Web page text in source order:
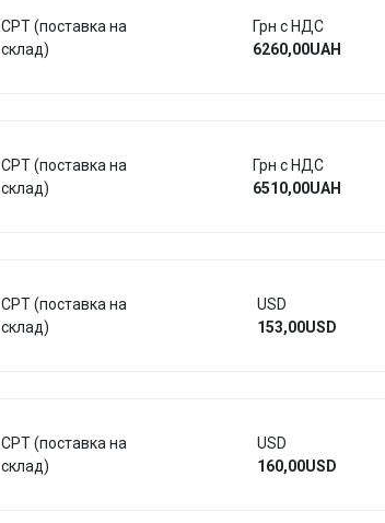
CPT (поставка на
склад)
Грн с НДС
6260,00UAH
CPT (поставка на
склад)
Грн с НДС
6510,00UAH
CPT (поставка на
склад)
USD
153,00USD
CPT (поставка на
склад)
USD
160,00USD